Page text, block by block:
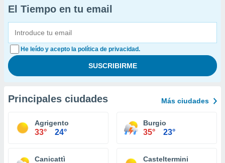
El Tiempo en tu email
He leído y acepto la política de privacidad.
Principales ciudades Más ciudades
Agrigento
33° 24°
Burgio
35° 23°
Canicattì Casteltermini